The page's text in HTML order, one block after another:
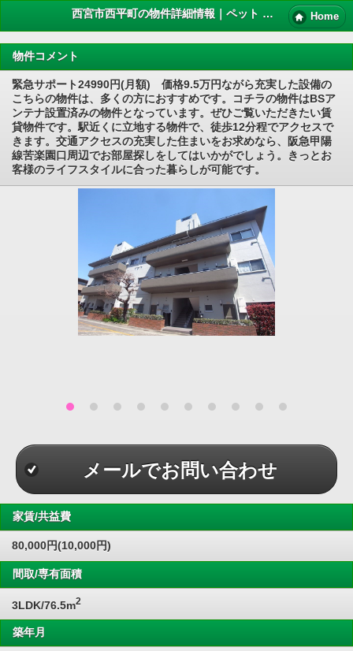
西宮市西平町の物件詳細情報｜ペット 賃貸 Home
物件コメント
緊急サポート24990円(月額) 価格9.5万円ながら充実した設備の
こちらの物件は、多くの方におすすめです。コチラの物件はBSア
ンテナ設置済みの物件となっています。ぜひご覧いただきたい賃
貸物件です。駅近くに立地する物件で、徒歩12分程でアクセスで
きます。交通アクセスの充実した住まいをお求めなら、阪急甲陽
線苦楽園口周辺でお部屋探しをしてはいかがでしょう。きっとお
客様のライフスタイルに合った暮らしが可能です。
メールでお問い合わせ
家賃/共益費
80,000円(10,000円)
間取/専有面積
3LDK/76.5m2
築年月